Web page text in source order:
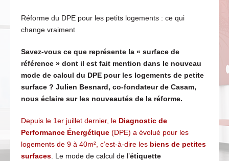
Réforme du DPE pour les petits logements : ce qui
change vraiment
Savez-vous ce que représente la « surface de
référence » dont il est fait mention dans le nouveau
mode de calcul du DPE pour les logements de petite
surface ? Julien Besnard, co-fondateur de Casam,
nous éclaire sur les nouveautés de la réforme.
Depuis le 1er juillet dernier, le Diagnostic de
Performance Énergétique(DPE) a évolué pour les
logements de 9 à 40m², c’est-à-dire lesbiens de petites
surfaces. Le mode de calcul de l’étiquette